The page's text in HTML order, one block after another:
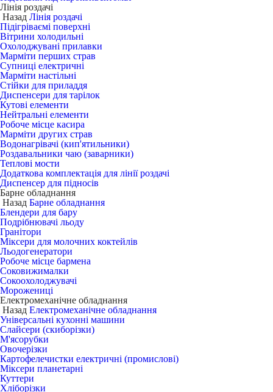
Лінія роздачі
Назад Лінія роздачі
Підігріваємі поверхні
Вітрини холодильні
Охолоджувані прилавки
Марміти перших страв
Супниці електричні
Марміти настільні
Стійки для приладдя
Диспенсери для тарілок
Кутові елементи
Нейтральні елементи
Робоче місце касира
Марміти других страв
Водонагрівачі (кип'ятильники)
Роздавальники чаю (заварники)
Теплові мости
Додаткова комплектація для лінії роздачі
Диспенсер для підносів
Барне обладнання
Назад Барне обладнання
Блендери для бару
Подрібнювачі льоду
Гранітори
Міксери для молочних коктейлів
Льодогенератори
Робоче місце бармена
Соковижималки
Сокоохолоджувачі
Морожениці
Електромеханічне обладнання
Назад Електромеханічне обладнання
Універсальні кухонні машини
Слайсери (скиборізки)
М'ясорубки
Овочерізки
Картофелечистки електричні (промислові)
Міксери планетарні
Куттери
Хліборізки